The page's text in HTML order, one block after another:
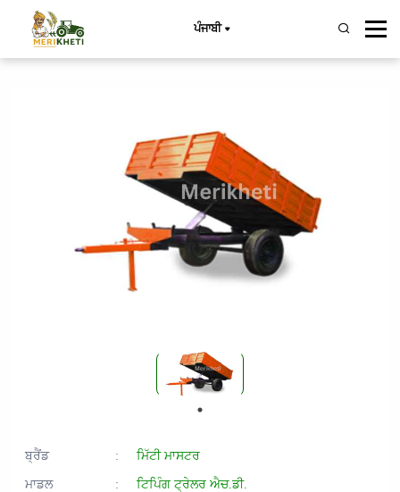
ਪੰਜਾਬੀ
ਬ੍ਰੈਂਡ :
ਮਿੱਟੀ ਮਾਸਟਰ
ਮਾਡਲ
:
ਟਿਪਿੰਗ ਟ੍ਰੇਲਰ ਐਚ.ਡੀ.